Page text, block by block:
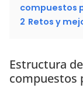
compuestos
2 Retos y
Estructura
compuestos